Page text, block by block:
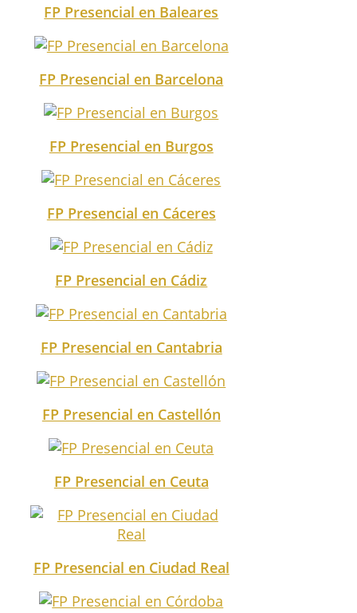
FP Presencial en Baleares
FP Presencial en Barcelona
FP Presencial en Burgos
FP Presencial en Cáceres
FP Presencial en Cádiz
FP Presencial en Cantabria
FP Presencial en Castellón
FP Presencial en Ceuta
FP Presencial en Ciudad Real